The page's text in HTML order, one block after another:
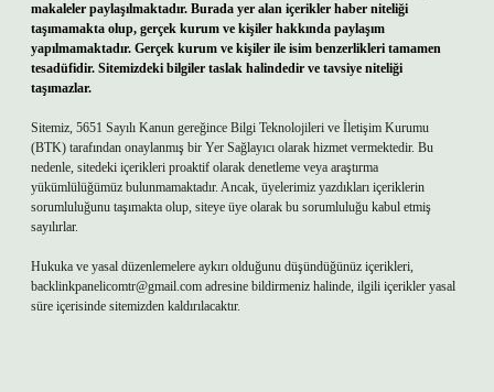
makaleler paylaşılmaktadır. Burada yer alan içerikler haber niteliği
taşımamakta olup, gerçek kurum ve kişiler hakkında paylaşım
yapılmamaktadır. Gerçek kurum ve kişiler ile isim benzerlikleri tamamen
tesadüfidir. Sitemizdeki bilgiler taslak halindedir ve tavsiye niteliği
taşımazlar.
Sitemiz, 5651 Sayılı Kanun gereğince Bilgi Teknolojileri ve İletişim Kurumu
(BTK) tarafından onaylanmış bir Yer Sağlayıcı olarak hizmet vermektedir. Bu
nedenle, sitedeki içerikleri proaktif olarak denetleme veya araştırma
yükümlülüğümüz bulunmamaktadır. Ancak, üyelerimiz yazdıkları içeriklerin
sorumluluğunu taşımakta olup, siteye üye olarak bu sorumluluğu kabul etmiş
sayılırlar.
Hukuka ve yasal düzenlemelere aykırı olduğunu düşündüğünüz içerikleri,
backlinkpanelicomtr@gmail.com adresine bildirmeniz halinde, ilgili içerikler yasal
süre içerisinde sitemizden kaldırılacaktır.